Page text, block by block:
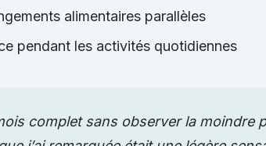
alimentaires parallèles
pendant les activités quotidiennes
complet sans observer la moindre